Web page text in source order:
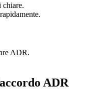
chiare.
ADR.
ADR